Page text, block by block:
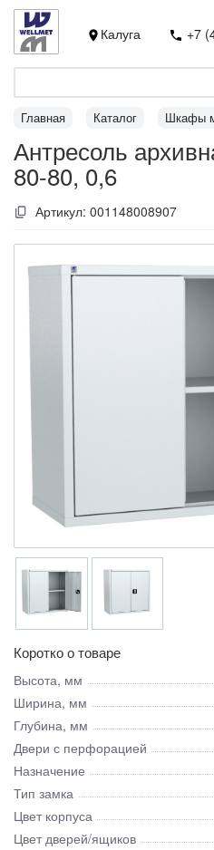
Калуга +7
Главная Каталог Шкафы
Антресоль
80-80, 0,6
Артикул: 001148008907
Коротко о товаре
Высота, мм
Ширина, мм
Глубина, мм
Двери с перфорацией
Назначение
Тип замка
Цвет корпуса
Цвет дверей/ящиков